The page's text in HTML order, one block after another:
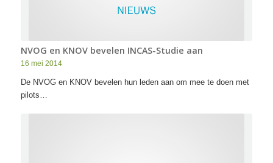
NVOG en KNOV bevelen INCAS-Studie aan
16 mei 2014
De NVOG en KNOV bevelen hun leden aan om mee te doen met
pilots…